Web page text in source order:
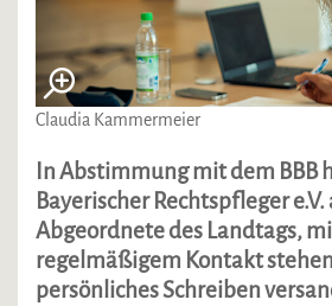
Claudia Kammermeier
In Abstimmung mit dem BBB
Bayerischer Rechtspfleger
Abgeordnete des Landtags,
regelmäßigem Kontakt
persönliches Schreiben